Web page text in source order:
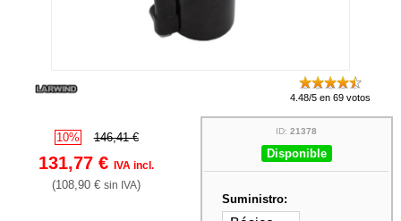
4.48/5 en 69 votos
10% 146,41 €
131,77 €IVA incl.
(108,90 €sin IVA)
ID:21378
Disponible
Suministro: